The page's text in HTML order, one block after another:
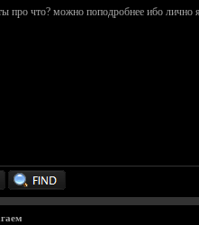
про что? можно поподробнее ибо лично